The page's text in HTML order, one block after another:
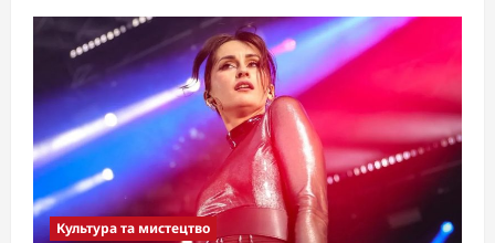
Культура та мистецтво